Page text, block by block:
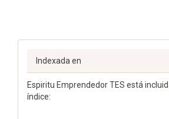
Indexada en
Espiritu Emprendedor TES está
índice: